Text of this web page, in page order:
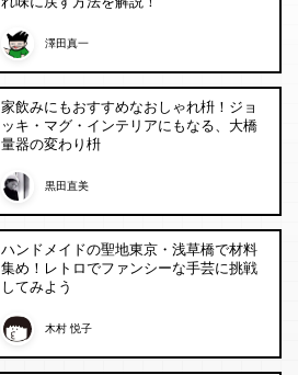
澤田真一
家飲みにもおすすめなおしゃれ枡！ジョ
ッキ・マグ・インテリアにもなる、大橋
量器の変わり枡
黒田直美
ハンドメイドの聖地東京・浅草橋で材料
集め！レトロでファンシーな手芸に挑戦
してみよう
木村 悦子